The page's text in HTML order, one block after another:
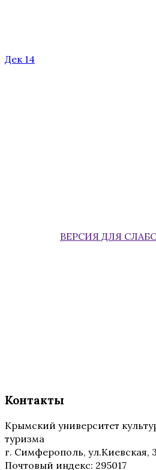
Дек 14
ВЕРСИЯ ДЛЯ
Контакты
Крымский университет
туризма
г. Симферополь, ул.Киевская,
Почтовый индекс: 295017